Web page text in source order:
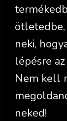
neki,
lépésre
Nem kell
neked!